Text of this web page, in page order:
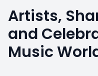
Artists,
and
Music